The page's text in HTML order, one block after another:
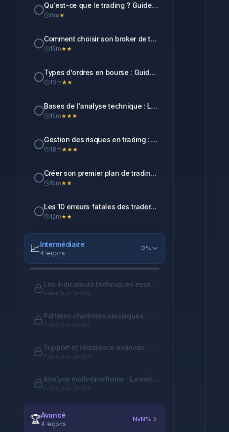
Qu'est-ce que le trading ? Guide complet pour débutants
8m★
Comment choisir son broker de trading ? Guide comparatif 2025
15m★★
Types d'ordres en bourse : Guide complet (Market, Limit, Stop)
10m★★
Bases de l'analyse technique : Lire les graphiques comme un pro
15m★★★
Gestion des risques en trading : La clé de la survie
18m★★★
Créer son premier plan de trading : Template complet
15m★★
Les 10 erreurs fatales des traders débutants (et comment les éviter)
12m★★
📈Intermédiaire
4 leçons
0%
Les indicateurs techniques essentiels : RSI, MACD, Moyennes mobiles
Prérequis requis
Patterns chartistes classiques : Triangles, Épaules-Tête-Épaules, Drapeaux
Prérequis requis
Support et résistance avancés : Zones, Fibonacci, Pivots
Prérequis requis
Analyse multi-timeframe : La méthode des pros
Prérequis requis
🏆Avancé
4 leçons
NaN%